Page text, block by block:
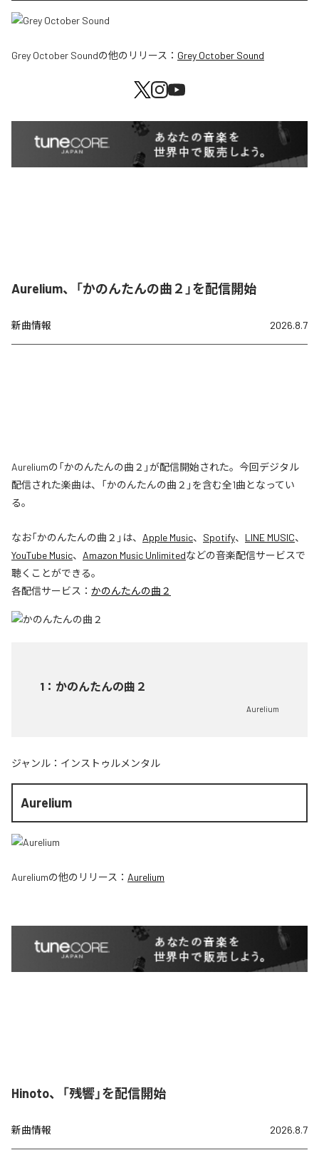
Grey October Soundの他のリリース： Grey October Sound
Aurelium、「かのんたんの曲２」を配信開始
新曲情報 2026.8.7
Aureliumの「かのんたんの曲２」が配信開始された。今回デジタル
配信された楽曲は、「かのんたんの曲２」を含む全1曲となってい
る。
なお「かのんたんの曲２ 」は、 Apple Music、 Spotify、 LINE MUSIC、
YouTube Music、 Amazon Music Unlimitedなどの音楽配信サービスで
聴くことができる。
各配信サービス： かのんたんの曲２
1 ： かのんたんの曲２
Aurelium
ジャンル： インストゥルメンタル
Aurelium
Aureliumの他のリリース： Aurelium
Hinoto、「残響」を配信開始
新曲情報 2026.8.7